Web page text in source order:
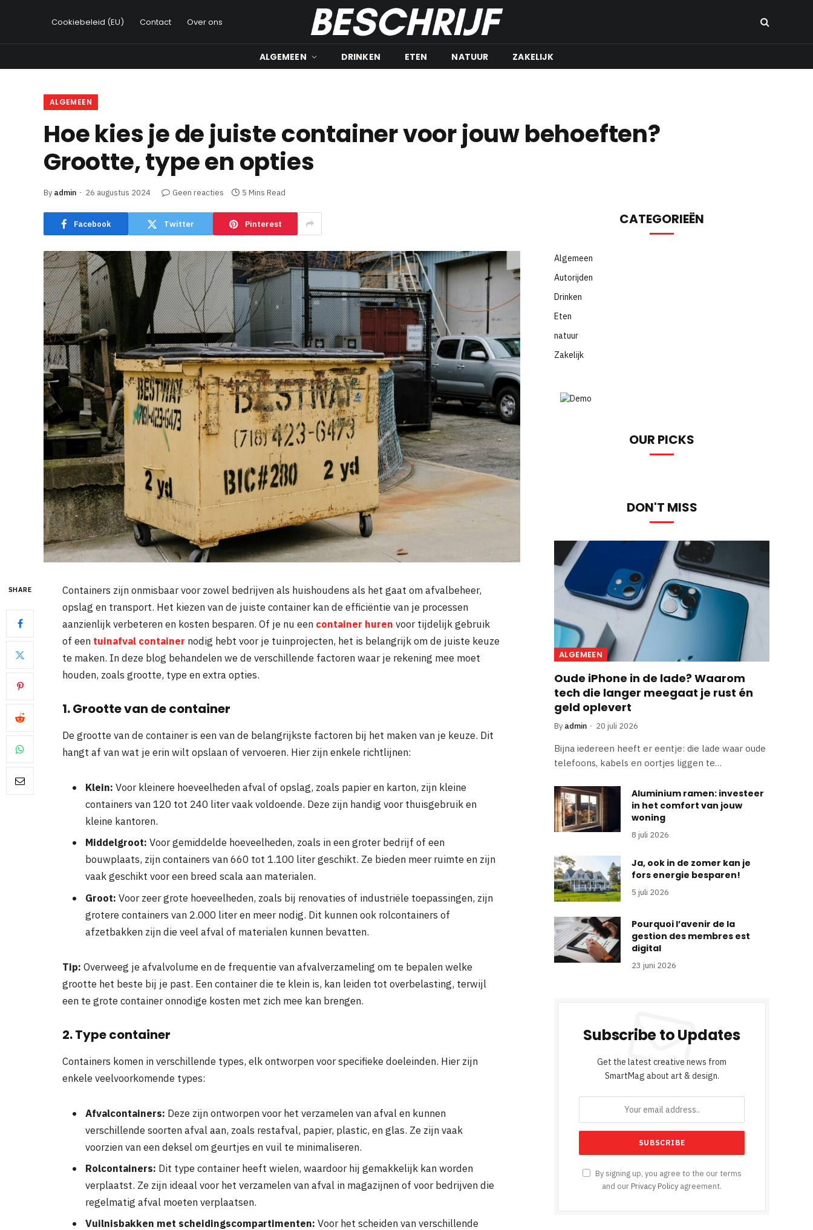
Cookiebeleid (EU) Contact Over ons
ALGEMEEN DRINKEN ETEN NATUUR ZAKELIJK
ALGEMEEN
Hoe kies je de juiste container voor jouw behoeften?
Grootte, type en opties
By admin 26 augustus 2024 Geen reacties 5 Mins Read
Facebook Twitter Pinterest
SHARE
Containers zijn onmisbaar voor zowel bedrijven als huishoudens als het gaat om afvalbeheer,
opslag en transport. Het kiezen van de juiste container kan de efficiëntie van je processen
aanzienlijk verbeteren en kosten besparen. Of je nu een container huren voor tijdelijk gebruik
of een tuinafval container nodig hebt voor je tuinprojecten, het is belangrijk om de juiste keuze
te maken. In deze blog behandelen we de verschillende factoren waar je rekening mee moet
houden, zoals grootte, type en extra opties.
1. Grootte van de container
De grootte van de container is een van de belangrijkste factoren bij het maken van je keuze. Dit
hangt af van wat je erin wilt opslaan of vervoeren. Hier zijn enkele richtlijnen:
Klein: Voor kleinere hoeveelheden afval of opslag, zoals papier en karton, zijn kleine
containers van 120 tot 240 liter vaak voldoende. Deze zijn handig voor thuisgebruik en
kleine kantoren.
Middelgroot: Voor gemiddelde hoeveelheden, zoals in een groter bedrijf of een
bouwplaats, zijn containers van 660 tot 1.100 liter geschikt. Ze bieden meer ruimte en zijn
vaak geschikt voor een breed scala aan materialen.
Groot: Voor zeer grote hoeveelheden, zoals bij renovaties of industriële toepassingen, zijn
grotere containers van 2.000 liter en meer nodig. Dit kunnen ook rolcontainers of
afzetbakken zijn die veel afval of materialen kunnen bevatten.
Tip: Overweeg je afvalvolume en de frequentie van afvalverzameling om te bepalen welke
grootte het beste bij je past. Een container die te klein is, kan leiden tot overbelasting, terwijl
een te grote container onnodige kosten met zich mee kan brengen.
2. Type container
Containers komen in verschillende types, elk ontworpen voor specifieke doeleinden. Hier zijn
enkele veelvoorkomende types:
Afvalcontainers: Deze zijn ontworpen voor het verzamelen van afval en kunnen
verschillende soorten afval aan, zoals restafval, papier, plastic, en glas. Ze zijn vaak
voorzien van een deksel om geurtjes en vuil te minimaliseren.
Rolcontainers: Dit type container heeft wielen, waardoor hij gemakkelijk kan worden
verplaatst. Ze zijn ideaal voor het verzamelen van afval in magazijnen of voor bedrijven die
regelmatig afval moeten verplaatsen.
Vuilnisbakken met scheidingscompartimenten: Voor het scheiden van verschillende
CATEGORIEËN
Algemeen
Autorijden
Drinken
Eten
natuur
Zakelijk
OUR PICKS
DON'T MISS
ALGEMEEN
Oude iPhone in de lade? Waarom
tech die langer meegaat je rust én
geld oplevert
By admin 20 juli 2026
Bijna iedereen heeft er eentje: die lade waar oude
telefoons, kabels en oortjes liggen te…
Aluminium ramen: investeer
in het comfort van jouw
woning
8 juli 2026
Ja, ook in de zomer kan je
fors energie besparen!
5 juli 2026
Pourquoi l’avenir de la
gestion des membres est
digital
23 juni 2026
Subscribe to Updates
Get the latest creative news from
SmartMag about art & design.
By signing up, you agree to the our terms
and our Privacy Policy agreement.